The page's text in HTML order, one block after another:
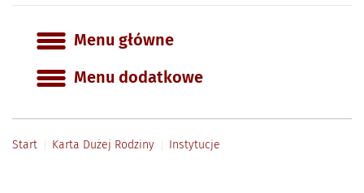
Menu główne
Menu główne
Menu dodatkowe
Start Karta Dużej Rodziny Instytucje